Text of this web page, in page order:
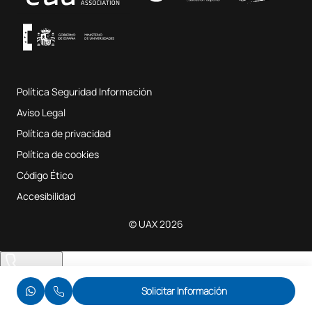
Aulas de Música
Condiciones y términos del servicio
Sistema interno de garantía de calidad
Mapa del sitio web
© UAX 2026
Política Seguridad Información
Aviso Legal
Política de privacidad
Política de cookies
Código Ético
Accesibilidad
Te llamamos
Solicitar Información